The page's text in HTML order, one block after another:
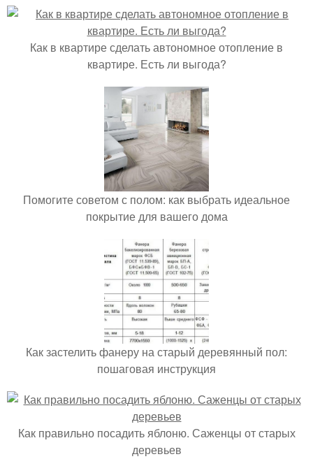
Как в квартире сделать автономное отопление в
квартире. Есть ли выгода?
Помогите советом с полом: как выбрать идеальное
покрытие для вашего дома
Как застелить фанеру на старый деревянный пол:
пошаговая инструкция
Как правильно посадить яблоню. Саженцы от старых
деревьев